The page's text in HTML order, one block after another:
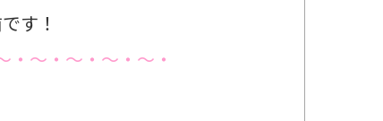
す！
～・～・～・～・